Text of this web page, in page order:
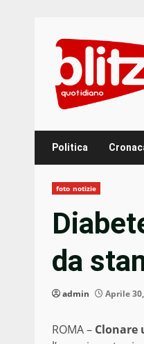
content
Politica
foto notizie
da
admin Aprile
ROMA – Clonare